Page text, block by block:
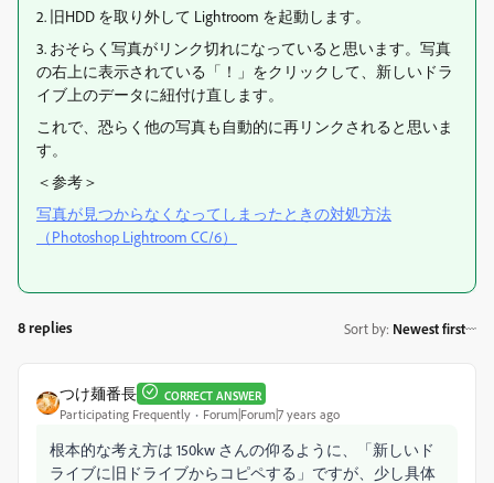
2. 旧HDD を取り外して Lightroom を起動します。
3. おそらく写真がリンク切れになっていると思います。写真
の右上に表示されている「！」をクリックして、新しいドラ
イブ上のデータに紐付け直します。
これで、恐らく他の写真も自動的に再リンクされると思いま
す。
＜参考＞
写真が見つからなくなってしまったときの対処方法
（Photoshop Lightroom CC/6）
8 replies Sort by: Newest first
つけ麺番長 CORRECT ANSWER
Participating Frequently Forum|Forum|7 years ago
根本的な考え方は 150kw さんの仰るように、「新しいド
ライブに旧ドライブからコピペする」ですが、少し具体